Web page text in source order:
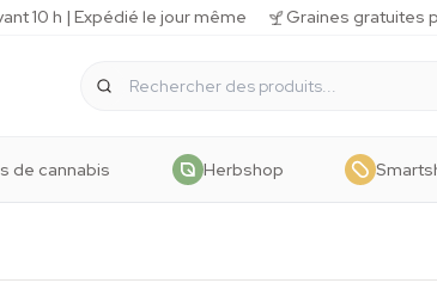
10 h | Expédié le jour même Graines gratuites
de cannabis Herbshop